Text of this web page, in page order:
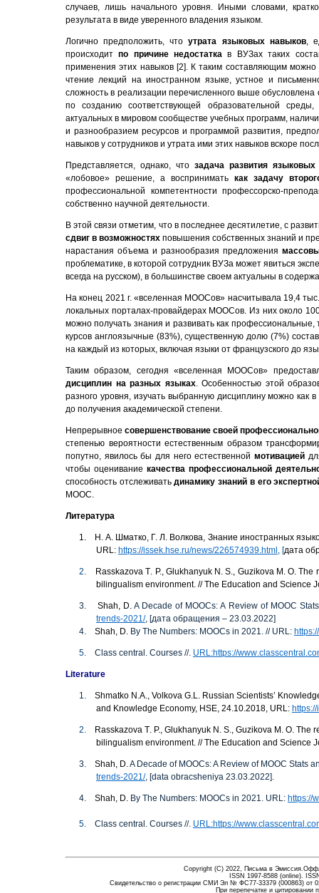
случаев, лишь начального уровня. Иными словами,
результата в виде уверенного владения языком.
Логично предположить, чтоутрата языковых навыков,
происходитпо причине недостаткав ВУЗах таких
применения этих навыков [2]. К таким составляющим можно
чтение лекций на иностранном языке, устное и
сложность в реализации перечисленного выше
по созданию соответствующей образовательной
актуальных в мировом сообществе учебных программ,
и разнообразием ресурсов и программой развития,
навыков у сотрудников и утрата ими этих навыков вскоре
Представляется, однако, что задача развития
«лобовое» решение, а восприниматькак задачу
профессиональной компетентности профессорско-
собственно научной деятельности.
В этой связи отметим, что в последнее десятилетие, с
сдвиг в возможностях повышения собственных знаний и
нарастания объема и разнообразия предложения
проблематике, в которой сотрудник ВУЗа может явиться
всегда на русском), в большинстве своем актуальны в
На конец 2021 г. «вселенная МООСов» насчитывала 19,4
локальных порталах-провайдерах МООСов. Из них около
можно получать знания и развивать как
курсов англоязычные (83%), существенную долю (7%)
на каждый из которых, включая языки от французского до
Таким образом, сегодня «вселенная МООСов»
дисциплин на разных языках. Особенностью этой
разного уровня, изучать выбранную дисциплину можно как
до получения академической степени.
Непрерывноесовершенствование своей
степенью вероятности естественным образом
попутно, явилось бы для него естественной мотивацией
чтобы оценивание качества профессиональной
способность отслеживатьдинамику знаний в его
МООС.
Литература
1. Н. А. Шматко, Г. Л. Волкова, Знание иностранных
URL: https://issek.hse.ru/news/226574939.html , [дата
2. RasskazovaТ. P., Glukhanyuk N. S., Guzikova М .О. The
bilingualism environment. // The Education and Science
3. Shah, D.A Decade of MOOCs: A Review of MOOC
trends-2021/, [дата обращения – 23.03.2022]
4.
Shah, D. By The Numbers: MOOCs in 2021. // URL:
5. Class central. Courses//. URL:https://www.classcentral .
Literature
1.
Shmatko N.A., Volkova G.L. Russian Scientists’
and Knowledge Economy, HSE, 24.10.2018, URL:
2. Rasskazova Т. P., Glukhanyuk N. S., Guzikova М . О. The
bilingualism environment. // The Education and Science
3. Shah, D.A Decade of MOOCs: A Review of MOOC Stats
trends-2021/, [data obracsheniya 23.03.2022].
4. Shah, D. By The Numbers: MOOCs in 2021. URL: https://
5. Class central. Courses //. URL:https://
Copyright (C) 2022, Письма в
ISSN 1997-8588 (online).
Свидетельство о регистрации СМИ Эл № ФС77-33379 (000863) от
При перепечатке и